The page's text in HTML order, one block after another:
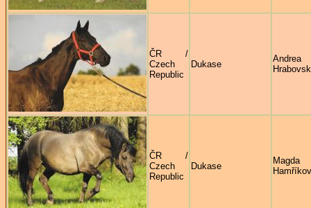
ČR /
Czech
Republic
Dukase
Andrea
ČR /
Czech
Republic
Dukase
Magda